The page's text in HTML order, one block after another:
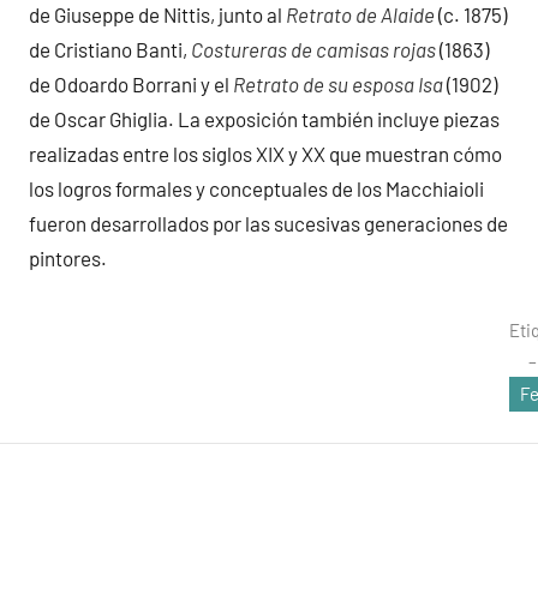
de Giuseppe de Nittis, junto al Retrato de Alaide (c. 1875)
de Cristiano Banti, Costureras de camisas rojas(1863)
de Odoardo Borrani y el Retrato de su esposa Isa(1902)
de Oscar Ghiglia. La exposición también incluye piezas
realizadas entre los siglos XIX y XX que muestran cómo
los logros formales y conceptuales de los Macchiaioli
fueron desarrollados por las sucesivas generaciones de
pintores.